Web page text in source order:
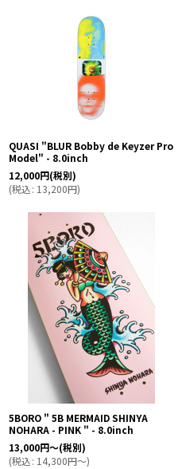
QUASI "BLUR Bobby de Keyzer Pro
Model" - 8.0inch
12,000円(税別)
(税込: 13,200円)
5BORO " 5B MERMAID SHINYA
NOHARA - PINK " - 8.0inch
13,000円～(税別)
(税込: 14,300円～)